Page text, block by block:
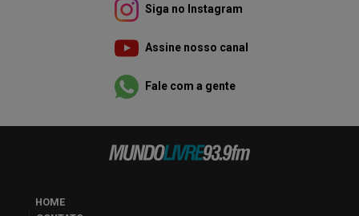
Siga no Instagram
Assine nosso canal
Fale com a gente
HOME